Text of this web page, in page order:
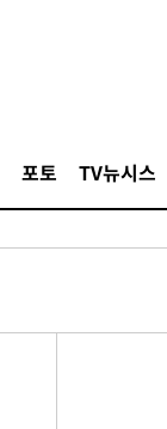
포토 TV뉴시스